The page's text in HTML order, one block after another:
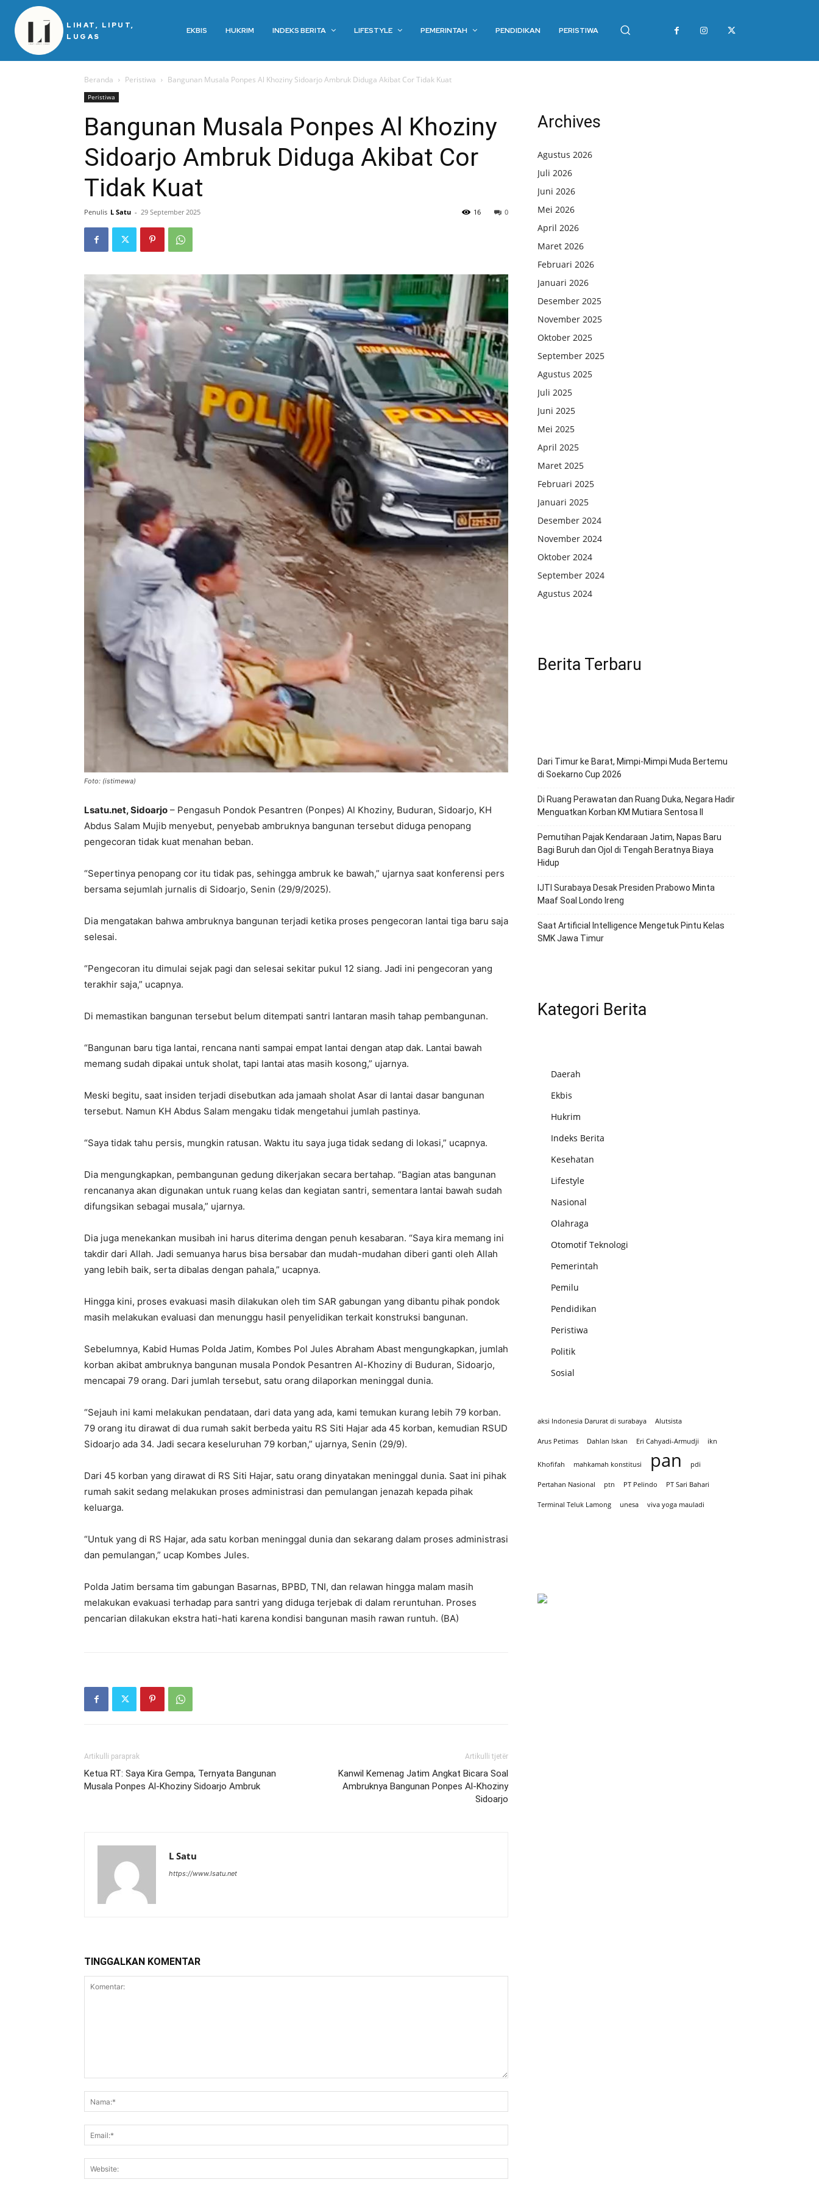
LIHAT, LIPUT,
LUGAS
EKBIS HUKRIM INDEKS BERITA LIFESTYLE PEMERINTAH PENDIDIKAN PERISTIWA
Beranda Peristiwa Bangunan Musala Ponpes Al Khoziny Sidoarjo Ambruk Diduga Akibat Cor Tidak Kuat
Peristiwa
Bangunan Musala Ponpes Al Khoziny
Sidoarjo Ambruk Diduga Akibat Cor
Tidak Kuat
Penulis L Satu - 29 September 2025 0
16
Foto: (istimewa)
Lsatu.net, Sidoarjo – Pengasuh Pondok Pesantren (Ponpes) Al Khoziny, Buduran, Sidoarjo, KH
Abdus Salam Mujib menyebut, penyebab ambruknya bangunan tersebut diduga penopang
pengecoran tidak kuat menahan beban.
“Sepertinya penopang cor itu tidak pas, sehingga ambruk ke bawah,” ujarnya saat konferensi pers
bersama sejumlah jurnalis di Sidoarjo, Senin (29/9/2025).
Dia mengatakan bahwa ambruknya bangunan terjadi ketika proses pengecoran lantai tiga baru saja
selesai.
“Pengecoran itu dimulai sejak pagi dan selesai sekitar pukul 12 siang. Jadi ini pengecoran yang
terakhir saja,” ucapnya.
Di memastikan bangunan tersebut belum ditempati santri lantaran masih tahap pembangunan.
“Bangunan baru tiga lantai, rencana nanti sampai empat lantai dengan atap dak. Lantai bawah
memang sudah dipakai untuk sholat, tapi lantai atas masih kosong,” ujarnya.
Meski begitu, saat insiden terjadi disebutkan ada jamaah sholat Asar di lantai dasar bangunan
tersebut. Namun KH Abdus Salam mengaku tidak mengetahui jumlah pastinya.
“Saya tidak tahu persis, mungkin ratusan. Waktu itu saya juga tidak sedang di lokasi,” ucapnya.
Dia mengungkapkan, pembangunan gedung dikerjakan secara bertahap. “Bagian atas bangunan
rencananya akan digunakan untuk ruang kelas dan kegiatan santri, sementara lantai bawah sudah
difungsikan sebagai musala,” ujarnya.
Dia juga menekankan musibah ini harus diterima dengan penuh kesabaran. “Saya kira memang ini
takdir dari Allah. Jadi semuanya harus bisa bersabar dan mudah-mudahan diberi ganti oleh Allah
yang lebih baik, serta dibalas dengan pahala,” ucapnya.
Hingga kini, proses evakuasi masih dilakukan oleh tim SAR gabungan yang dibantu pihak pondok
masih melakukan evaluasi dan menunggu hasil penyelidikan terkait konstruksi bangunan.
Sebelumnya, Kabid Humas Polda Jatim, Kombes Pol Jules Abraham Abast mengungkapkan, jumlah
korban akibat ambruknya bangunan musala Pondok Pesantren Al-Khoziny di Buduran, Sidoarjo,
mencapai 79 orang. Dari jumlah tersebut, satu orang dilaporkan meninggal dunia.
“Sejauh ini kami melakukan pendataan, dari data yang ada, kami temukan kurang lebih 79 korban.
79 orang itu dirawat di dua rumah sakit berbeda yaitu RS Siti Hajar ada 45 korban, kemudian RSUD
Sidoarjo ada 34. Jadi secara keseluruhan 79 korban,” ujarnya, Senin (29/9).
Dari 45 korban yang dirawat di RS Siti Hajar, satu orang dinyatakan meninggal dunia. Saat ini pihak
rumah sakit sedang melakukan proses administrasi dan pemulangan jenazah kepada pihak
keluarga.
“Untuk yang di RS Hajar, ada satu korban meninggal dunia dan sekarang dalam proses administrasi
dan pemulangan,” ucap Kombes Jules.
Polda Jatim bersama tim gabungan Basarnas, BPBD, TNI, dan relawan hingga malam masih
melakukan evakuasi terhadap para santri yang diduga terjebak di dalam reruntuhan. Proses
pencarian dilakukan ekstra hati-hati karena kondisi bangunan masih rawan runtuh. (BA)
Artikulli paraprak
Ketua RT: Saya Kira Gempa, Ternyata Bangunan
Musala Ponpes Al-Khoziny Sidoarjo Ambruk
Artikulli tjetër
Kanwil Kemenag Jatim Angkat Bicara Soal
Ambruknya Bangunan Ponpes Al-Khoziny
Sidoarjo
L Satu
https://www.lsatu.net
TINGGALKAN KOMENTAR
Archives
Agustus 2026
Juli 2026
Juni 2026
Mei 2026
April 2026
Maret 2026
Februari 2026
Januari 2026
Desember 2025
November 2025
Oktober 2025
September 2025
Agustus 2025
Juli 2025
Juni 2025
Mei 2025
April 2025
Maret 2025
Februari 2025
Januari 2025
Desember 2024
November 2024
Oktober 2024
September 2024
Agustus 2024
Berita Terbaru
Dari Timur ke Barat, Mimpi-Mimpi Muda Bertemu
di Soekarno Cup 2026
Di Ruang Perawatan dan Ruang Duka, Negara Hadir
Menguatkan Korban KM Mutiara Sentosa II
Pemutihan Pajak Kendaraan Jatim, Napas Baru
Bagi Buruh dan Ojol di Tengah Beratnya Biaya
Hidup
IJTI Surabaya Desak Presiden Prabowo Minta
Maaf Soal Londo Ireng
Saat Artificial Intelligence Mengetuk Pintu Kelas
SMK Jawa Timur
Kategori Berita
Daerah
Ekbis
Hukrim
Indeks Berita
Kesehatan
Lifestyle
Nasional
Olahraga
Otomotif Teknologi
Pemerintah
Pemilu
Pendidikan
Peristiwa
Politik
Sosial
aksi Indonesia Darurat di surabaya Alutsista
Arus Petimas Dahlan Iskan Eri Cahyadi-Armudji ikn
Khofifah mahkamah konstitusi pan pdi
Pertahan Nasional ptn PT Pelindo PT Sari Bahari
Terminal Teluk Lamong unesa viva yoga mauladi